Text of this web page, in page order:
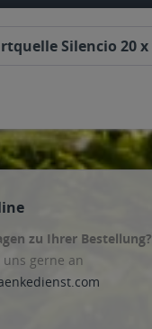
Silencio 20
zu Ihrer Bestellung?
gerne an